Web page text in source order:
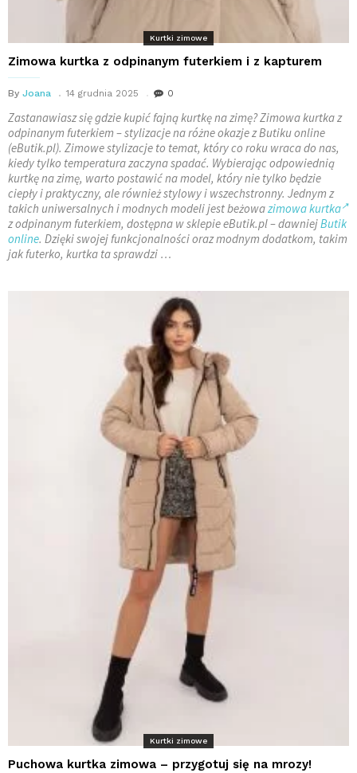
Kurtki zimowe
Zimowa kurtka z odpinanym futerkiem i z kapturem
By Joana 14 grudnia 2025 0
Zastanawiasz się gdzie kupić fajną kurtkę na zimę? Zimowa kurtka z
odpinanym futerkiem – stylizacje na różne okazje z Butiku online
(eButik.pl). Zimowe stylizacje to temat, który co roku wraca do nas,
kiedy tylko temperatura zaczyna spadać. Wybierając odpowiednią
kurtkę na zimę, warto postawić na model, który nie tylko będzie
ciepły i praktyczny, ale również stylowy i wszechstronny. Jednym z
takich uniwersalnych i modnych modeli jest beżowazimowa kurtka
z odpinanym futerkiem, dostępna w sklepie eButik.pl – dawniejButik
online. Dzięki swojej funkcjonalności oraz modnym dodatkom, takim
jak futerko, kurtka ta sprawdzi …
Kurtki zimowe
Puchowa kurtka zimowa – przygotuj się na mrozy!